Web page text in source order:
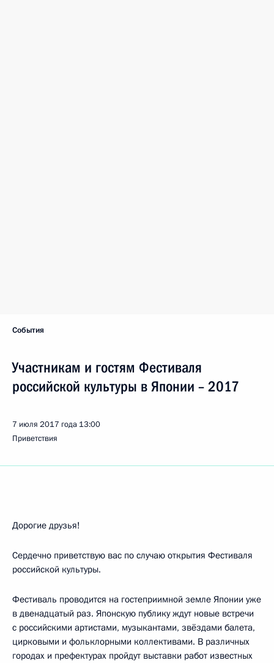
События
Участникам и гостям Фестиваля
российской культуры в Японии – 2017
7 июля 2017 года 13:00
Приветствия
Дорогие друзья!
Сердечно приветствую вас по случаю открытия Фестиваля
российской культуры.
Фестиваль проводится на гостеприимной земле Японии уже
в двенадцатый раз. Японскую публику ждут новые встречи
с российскими артистами, музыкантами, звёздами балета,
цирковыми и фольклорными коллективами. В различных
городах и префектурах пройдут выставки работ известных